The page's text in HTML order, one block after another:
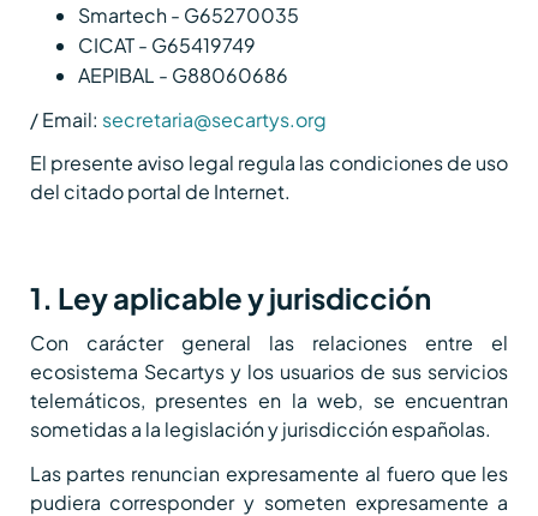
Smartech - G65270035
CICAT - G65419749
AEPIBAL - G88060686
/ Email: secretaria@secartys.org
El presente aviso legal regula las condiciones de uso
del citado portal de Internet.
1. Ley aplicable y jurisdicción
Con carácter general las relaciones entre el
ecosistema Secartys y los usuarios de sus servicios
telemáticos, presentes en la web, se encuentran
sometidas a la legislación y jurisdicción españolas.
Las partes renuncian expresamente al fuero que les
pudiera corresponder y someten expresamente a